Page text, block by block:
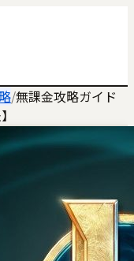
/無課金攻略ガイド